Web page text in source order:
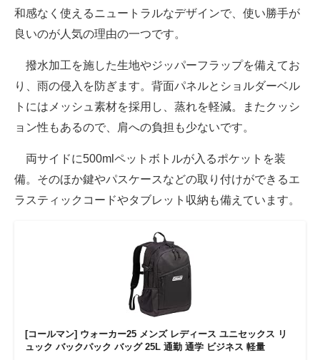
和感なく使えるニュートラルなデザインで、使い勝手が
良いのが人気の理由の一つです。
撥水加工を施した生地やジッパーフラップを備えてお
り、雨の侵入を防ぎます。背面パネルとショルダーベル
トにはメッシュ素材を採用し、蒸れを軽減。またクッシ
ョン性もあるので、肩への負担も少ないです。
両サイドに500mlペットボトルが入るポケットを装
備。そのほか鍵やパスケースなどの取り付けができるエ
ラスティックコードやタブレット収納も備えています。
[コールマン] ウォーカー25 メンズ レディース ユニセックス リ
ュック バックパック バッグ 25L 通勤 通学 ビジネス 軽量